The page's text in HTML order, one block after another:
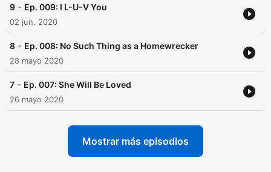
9 - Ep. 009: I L-U-V You
02 jun. 2020
8 - Ep. 008: No Such Thing as a Homewrecker
28 mayo 2020
7 - Ep. 007: She Will Be Loved
26 mayo 2020
Mostrar más episodios